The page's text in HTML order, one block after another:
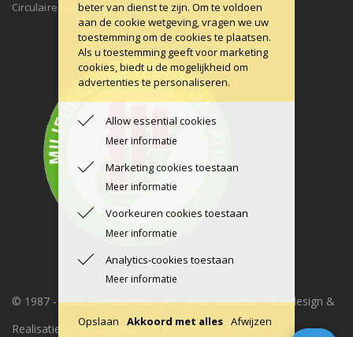
Circulaire Economie ons uitgangspunt.
© 1987 -2026 Condomerie | All rights reserved | Webdesign &
Realisatie:
JS - IT Solutions
beter van dienst te zijn. Om te voldoen
aan de cookie wetgeving, vragen we uw
toestemming om de cookies te plaatsen.
Als u toestemming geeft voor marketing
cookies, biedt u de mogelijkheid om
advertenties te personaliseren.
Allow essential cookies
Meer informatie
Marketing cookies toestaan
Meer informatie
Voorkeuren cookies toestaan
Meer informatie
Analytics-cookies toestaan
Meer informatie
Opslaan Akkoord met alles Afwijzen